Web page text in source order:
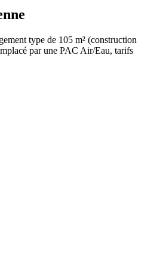
type de 105 m² (construction
par une PAC Air/Eau, tarifs